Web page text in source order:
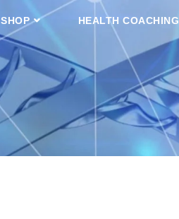
SHOP HEALTH COACHING